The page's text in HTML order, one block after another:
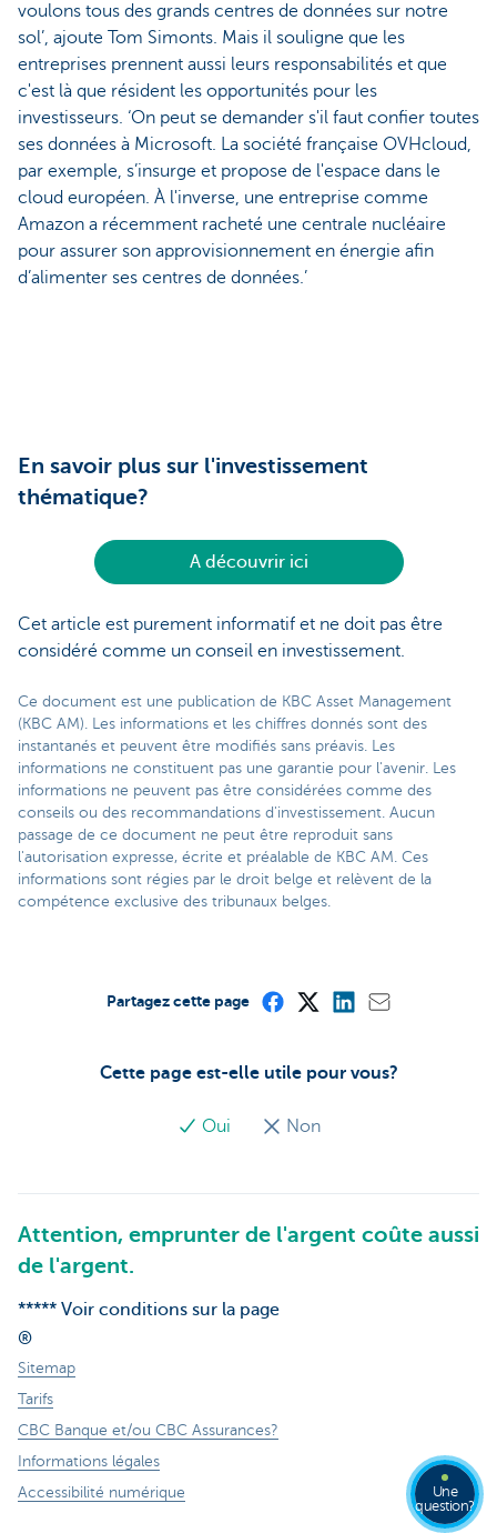
voulons tous des grands centres de données sur notre
sol’, ajoute Tom Simonts. Mais il souligne que les
entreprises prennent aussi leurs responsabilités et que
c'est là que résident les opportunités pour les
investisseurs. ‘On peut se demander s'il faut confier toutes
ses données à Microsoft. La société française OVHcloud,
par exemple, s’insurge et propose de l'espace dans le
cloud européen. À l'inverse, une entreprise comme
Amazon a récemment racheté une centrale nucléaire
pour assurer son approvisionnement en énergie afin
d’alimenter ses centres de données.’
En savoir plus sur l'investissement
thématique?
A découvrir ici
Cet article est purement informatif et ne doit pas être
considéré comme un conseil en investissement.
Ce document est une publication de KBC Asset Management
(KBC AM). Les informations et les chiffres donnés sont des
instantanés et peuvent être modifiés sans préavis. Les
informations ne constituent pas une garantie pour l'avenir. Les
informations ne peuvent pas être considérées comme des
conseils ou des recommandations d'investissement. Aucun
passage de ce document ne peut être reproduit sans
l'autorisation expresse, écrite et préalable de KBC AM. Ces
informations sont régies par le droit belge et relèvent de la
compétence exclusive des tribunaux belges.
Cette page est-elle utile pour vous?
Oui Non
Partagez cette page
Attention, emprunter de l'argent coûte aussi
de l'argent.
***** Voir conditions sur la page
®
Sitemap
Tarifs
CBC Banque et/ou CBC Assurances?
Informations légales
Accessibilité numérique
Une
question?